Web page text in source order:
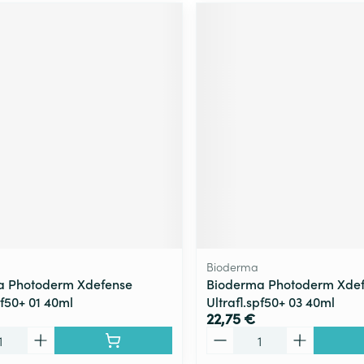
Photoderm Xdefense
01 40ml
Bioderma
Bioderma Photoderm
Ultrafl.spf50+ 03 40ml
22,75 €